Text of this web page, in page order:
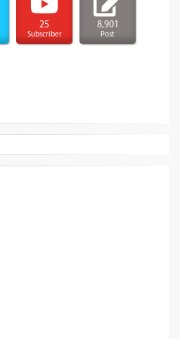
25
Subscriber
8,901
Post